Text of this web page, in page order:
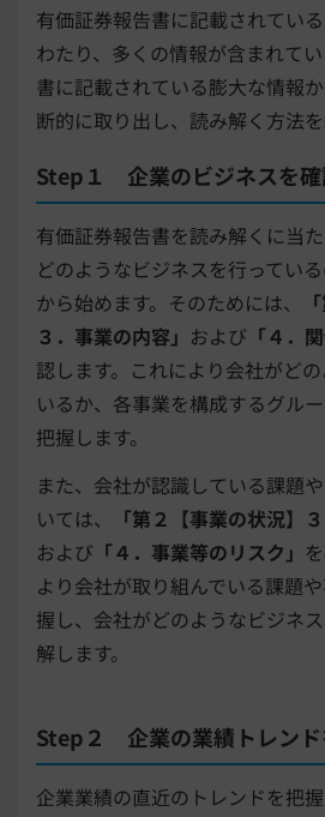
有価証券報告書に記載されてい
わたり、多くの情報が含まれて
書に記載されている膨大な情報
断的に取り出し、読み解く方法を
Step１ 企業のビジネスを確
有価証券報告書を読み解くに当
どのようなビジネスを行ってい
から始めます。そのためには、
３．事業の内容」 および 「４．
認します。これにより会社がど
いるか、各事業を構成するグル
把握します。
また、会社が認識している課題
いては、
「第２【事業の状況】
および 「４．事業等のリスク」
より会社が取り組んでいる課題
握し、会社がどのようなビジネ
解します。
Step２ 企業の業績トレンド
企業業績の直近のトレンドを把握